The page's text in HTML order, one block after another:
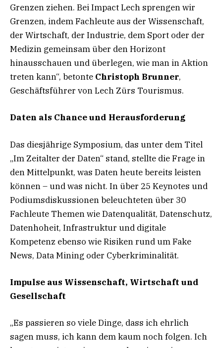
Grenzen ziehen. Bei Impact Lech sprengen wir
Grenzen, indem Fachleute aus der Wissenschaft,
der Wirtschaft, der Industrie, dem Sport oder der
Medizin gemeinsam über den Horizont
hinausschauen und überlegen, wie man in Aktion
treten kann“, betonte Christoph Brunner,
Geschäftsführer von Lech Zürs Tourismus.
Daten als Chance und Herausforderung
Das diesjährige Symposium, das unter dem Titel
„Im Zeitalter der Daten“ stand, stellte die Frage in
den Mittelpunkt, was Daten heute bereits leisten
können – und was nicht. In über 25 Keynotes und
Podiumsdiskussionen beleuchteten über 30
Fachleute Themen wie Datenqualität, Datenschutz,
Datenhoheit, Infrastruktur und digitale
Kompetenz ebenso wie Risiken rund um Fake
News, Data Mining oder Cyberkriminalität.
Impulse aus Wissenschaft, Wirtschaft und
Gesellschaft
„Es passieren so viele Dinge, dass ich ehrlich
sagen muss, ich kann dem kaum noch folgen. Ich